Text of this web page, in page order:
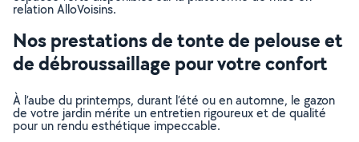
relation AlloVoisins.
Nos prestations de tonte de pelouse et
de débroussaillage pour votre confort
À l’aube du printemps, durant l’été ou en automne, le gazon
de votre jardin mérite un entretien rigoureux et de qualité
pour un rendu esthétique impeccable.